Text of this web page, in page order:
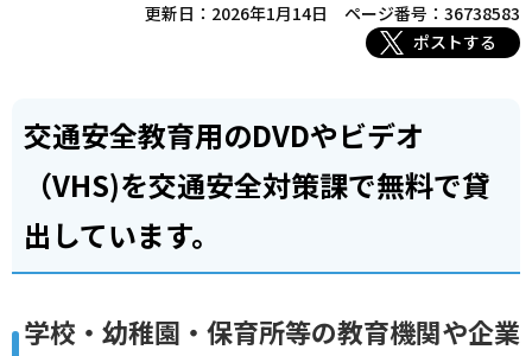
更新日：2026年1月14日
ページ番号：36738583
ポストする
交通安全教育用のDVDやビデオ
（VHS)を交通安全対策課で無料で貸
出しています。
学校・幼稚園・保育所等の教育機関や企業